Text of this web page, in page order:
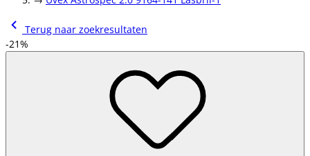
Terug naar zoekresultaten
-21%